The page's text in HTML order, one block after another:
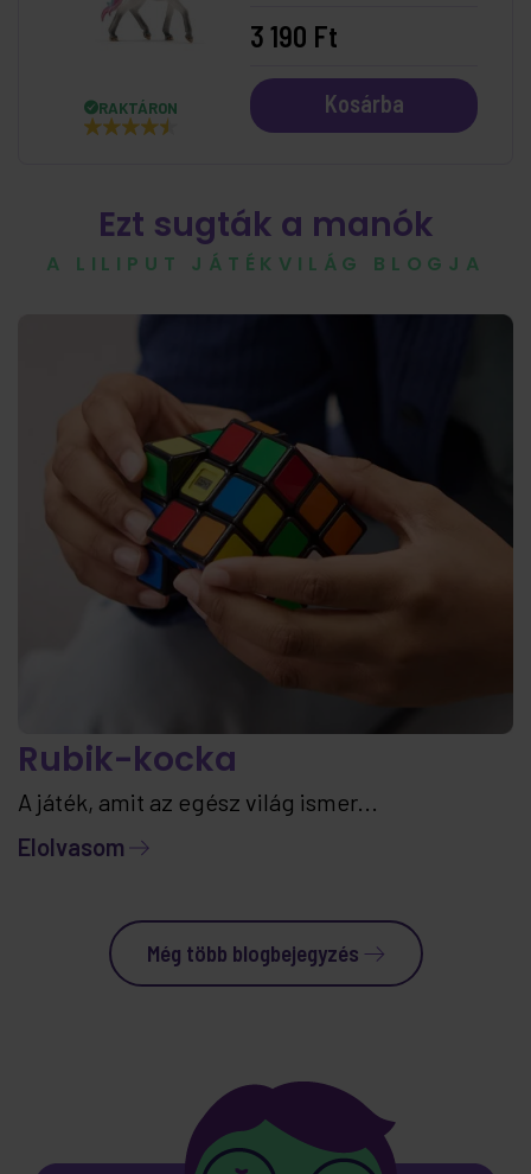
RAKTÁRON
3 190 Ft
Kosárba
Ezt sugták a manók
A LILIPUT JÁTÉKVILÁG BLOGJA
Rubik-kocka
A játék, amit az egész világ ismer...
Elolvasom
Még több blogbejegyzés